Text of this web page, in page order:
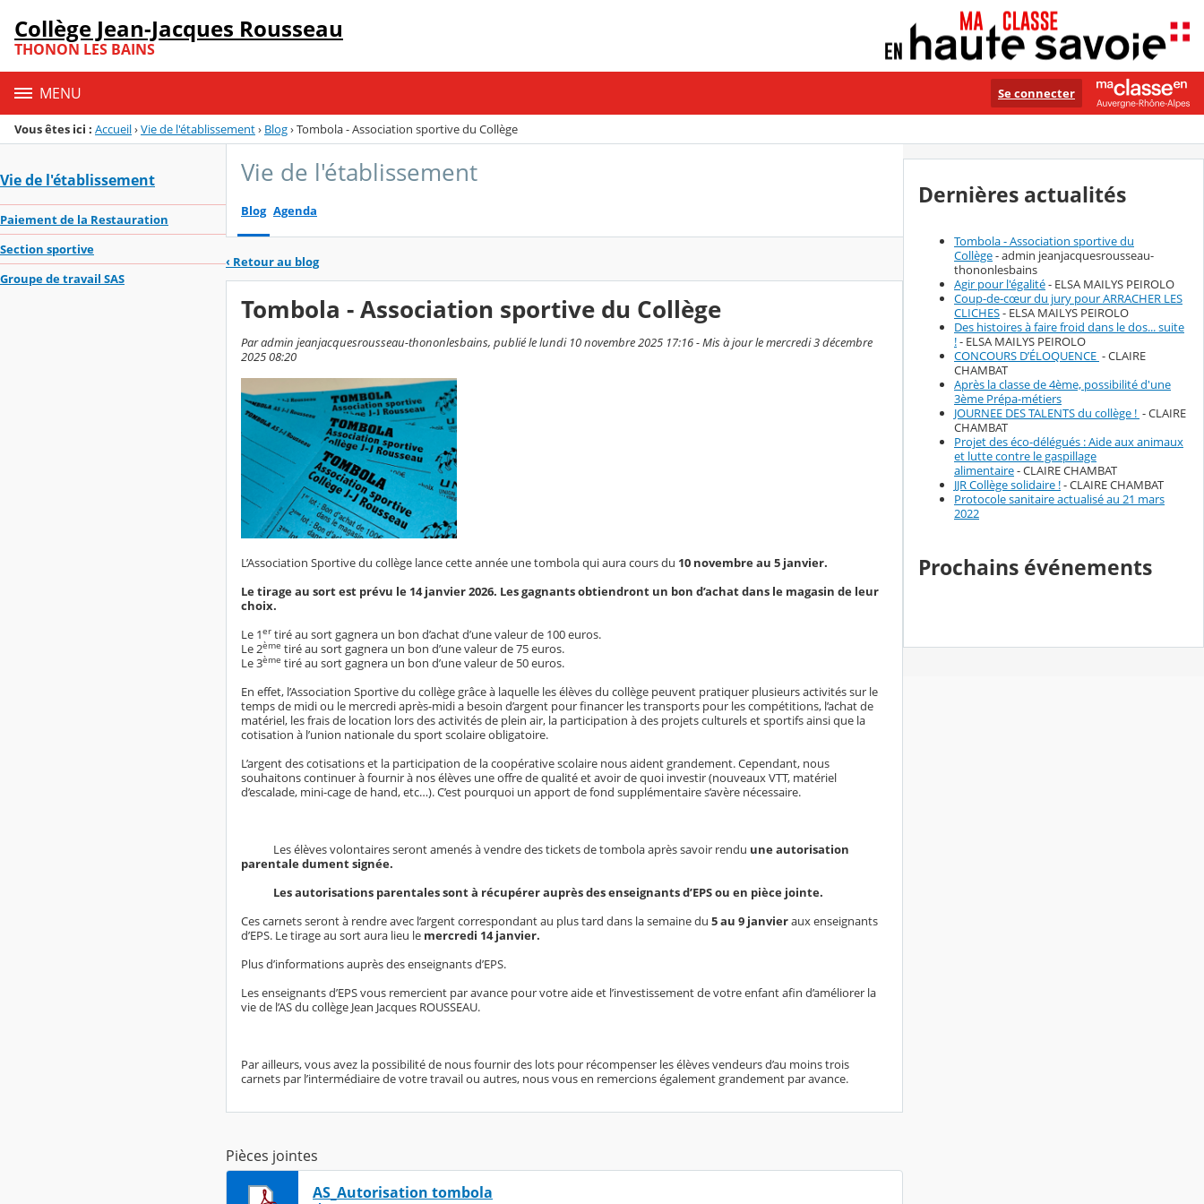
Menu de la rubrique
Contenu
Collège Jean-Jacques Rousseau
THONON LES BAINS
MENU Se connecter
Vous êtes ici : Accueil›Vie de l'établissement› Blog›Tombola - Association sportive du Collège
Vie de l'établissement
Paiement de la Restauration
Section sportive
Groupe de travail SAS
Vie de l'établissement
Blog Agenda
‹ Retour au blog
Tombola - Association sportive du Collège
Par admin jeanjacquesrousseau-thononlesbains, publié le lundi 10 novembre 2025 17:16 - Mis à jour le mercredi 3 décembre
2025 08:20
L’Association Sportive du collège lance cette année une tombola qui aura cours du 10 novembre au 5 janvier.
Le tirage au sort est prévu le 14 janvier 2026. Les gagnants obtiendront un bon d’achat dans le magasin de leur
choix.
Le 1er tiré au sort gagnera un bon d’achat d’une valeur de 100 euros.
Le 2ème tiré au sort gagnera un bon d’une valeur de 75 euros.
Le 3ème tiré au sort gagnera un bon d’une valeur de 50 euros.
En effet, l’Association Sportive du collège grâce à laquelle les élèves du collège peuvent pratiquer plusieurs activités sur le
temps de midi ou le mercredi après-midi a besoin d’argent pour financer les transports pour les compétitions, l’achat de
matériel, les frais de location lors des activités de plein air, la participation à des projets culturels et sportifs ainsi que la
cotisation à l’union nationale du sport scolaire obligatoire.
L’argent des cotisations et la participation de la coopérative scolaire nous aident grandement. Cependant, nous
souhaitons continuer à fournir à nos élèves une offre de qualité et avoir de quoi investir (nouveaux VTT, matériel
d’escalade, mini-cage de hand, etc…). C’est pourquoi un apport de fond supplémentaire s’avère nécessaire.
Les élèves volontaires seront amenés à vendre des tickets de tombola après savoir rendu une autorisation
parentale dument signée.
Les autorisations parentales sont à récupérer auprès des enseignants d’EPS ou en pièce jointe.
Ces carnets seront à rendre avec l’argent correspondant au plus tard dans la semaine du 5 au 9 janvieraux enseignants
d’EPS. Le tirage au sort aura lieu le mercredi 14 janvier.
Plus d’informations auprès des enseignants d’EPS.
Les enseignants d’EPS vous remercient par avance pour votre aide et l’investissement de votre enfant afin d’améliorer la
vie de l’AS du collège Jean Jacques ROUSSEAU.
Par ailleurs, vous avez la possibilité de nous fournir des lots pour récompenser les élèves vendeurs d’au moins trois
carnets par l’intermédiaire de votre travail ou autres, nous vous en remercions également grandement par avance.
Pièces jointes
AS_Autorisation tombola
Dernières actualités
Tombola - Association sportive du
Collège- admin jeanjacquesrousseau-
thononlesbains
Agir pour l'égalité- ELSA MAILYS PEIROLO
Coup-de-cœur du jury pour ARRACHER LES
CLICHES- ELSA MAILYS PEIROLO
Des histoires à faire froid dans le dos... suite
!- ELSA MAILYS PEIROLO
CONCOURS D’ÉLOQUENCE - CLAIRE
CHAMBAT
Après la classe de 4ème, possibilité d'une
3ème Prépa-métiers
JOURNEE DES TALENTS du collège ! - CLAIRE
CHAMBAT
Projet des éco-délégués : Aide aux animaux
et lutte contre le gaspillage
alimentaire- CLAIRE CHAMBAT
JJR Collège solidaire !- CLAIRE CHAMBAT
Protocole sanitaire actualisé au 21 mars
2022
Prochains événements